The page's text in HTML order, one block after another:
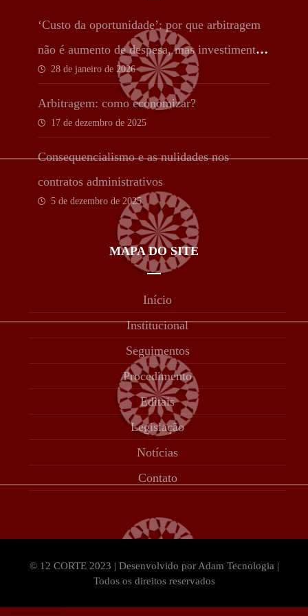
‘Custo da oportunidade’: por que arbitragem
não é aumento de despesa, mas investimento
estratégico
28 de janeiro de 2026
Arbitragem: como economizar?
17 de dezembro de 2025
Consequencialismo e as nulidades nos
contratos administrativos
5 de dezembro de 2025
MAPA DO SITE
Início
Institucional
Seguimentos
Procedimento
Editais
Legislação
Notícias
Contato
© 12 CORTE 2023 | Desenvolvido por Adam Tecnologia |
Todos os direitos reservados